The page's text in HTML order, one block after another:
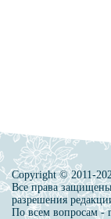
Copyright © 2011-
Все права
разрешения
По всем вопросам -